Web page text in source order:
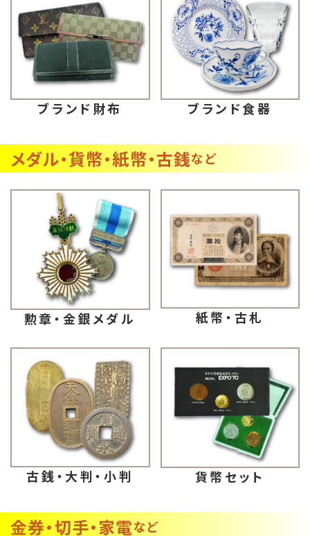
ブランド財布 ブランド食器
メダル・貨幣・紙幣・古銭など
勲章・金銀メダル 紙幣・古札
古銭・大判・小判 貨幣セット
金券・切手・家電など